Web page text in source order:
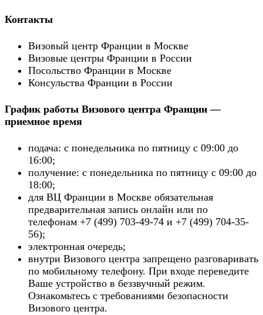
Контакты
Визовый центр Франции в Москве
Визовые центры Франции в России
Посольство Франции в Москве
Консульства Франции в России
График работы Визового центра Франции —
приемное время
подача: с понедельника по пятницу с 09:00 до
16:00;
получение: с понедельника по пятницу с 09:00 до
18:00;
для ВЦ Франции в Москве обязательная
предварительная запись онлайн или по
телефонам +7 (499) 703-49-74 и +7 (499) 704-35-
56);
электронная очередь;
внутри Визового центра запрещено разговаривать
по мобильному телефону. При входе переведите
Ваше устройство в беззвучный режим.
Ознакомьтесь с требованиями безопасности
Визового центра.